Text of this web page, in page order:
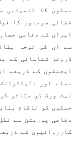
حملوں کا کامیابی
فضائی سرحدوں کا
ایران کے دفاعی
سے ان کی توجہ
ڈرونز شناسائی کے
ایجنٹوں کے ذریعے
حملے اور
نیٹ ورک کو متاثر
حملوں کو ناکام
دفاعی پوزیشن سے
کارروائیوں کے